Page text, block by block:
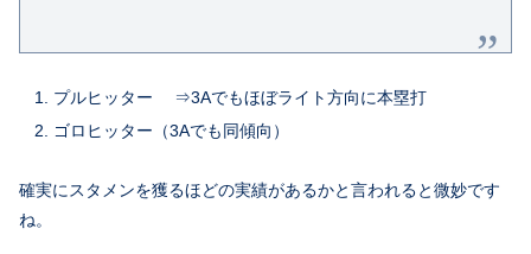
プルヒッター ⇒3Aでもほぼライト方向に本塁打
ゴロヒッター（3Aでも同傾向）
確実にスタメンを獲るほどの実績があるかと言われると微妙です
ね。